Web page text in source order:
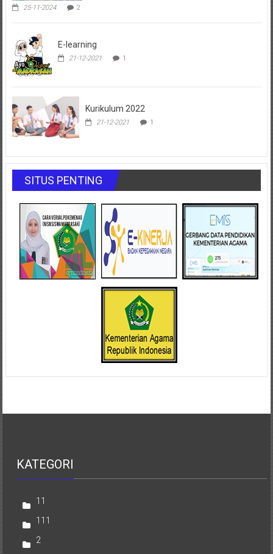
25-11-2024 2
E-learning
21-12-2021 1
Kurikulum 2022
21-12-2021 1
SITUS PENTING
KATEGORI
11
111
2